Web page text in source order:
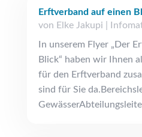
Erftverband auf einen
von Elke Jakupi
In unserem Flyer „Der
Blick“ haben wir Ihnen
für den Erftverband
sind für Sie